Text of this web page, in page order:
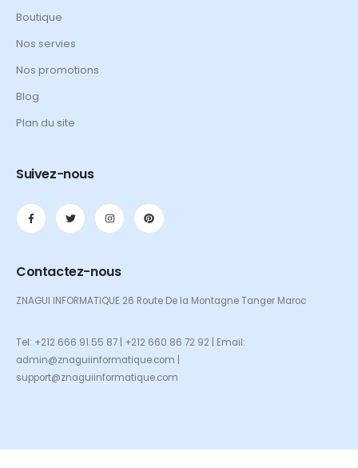
Boutique
Nos servies
Nos promotions
Blog
Plan du site
Suivez-nous
Contactez-nous
ZNAGUI INFORMATIQUE 26 Route De la Montagne Tanger Maroc
Tel: +212 666 91 55 87 | +212 660 86 72 92 | Email:
admin@znaguiinformatique.com |
support@znaguiinformatique.com